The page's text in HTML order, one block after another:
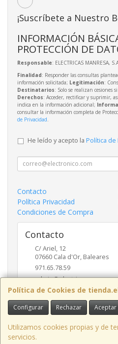
Política de Cookies de
Configurar Rechazar Aceptar
Utilizamos cookies propias y de
servicios.
¡Suscríbete a Nuestro
INFORMACIÓN
PROTECCIÓN DE
Responsable: ELECTRICAS MANRESA,
Finalidad: Responder las consultas
información solicitada; Legitimación:
Destinatarios: Solo se realizan cesiones
Derechos: Acceder, rectificar y suprimir,
indica en la información adicional;
consultar la información completa de
de Privacidad
He leído y acepto la Política de
Contacto
Política Privacidad
Condiciones de Compra
Contacto
C/ Ariel, 12
07660 Cala d'Or, Baleares
971.65.78.59
Horario
9:00 - 13:30 / 15:30 - 19:00